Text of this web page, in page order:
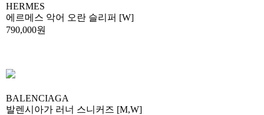
HERMES
에르메스 악어 오란 슬리퍼 [W]
790,000원
BALENCIAGA
발렌시아가 러너 스니커즈 [M,W]